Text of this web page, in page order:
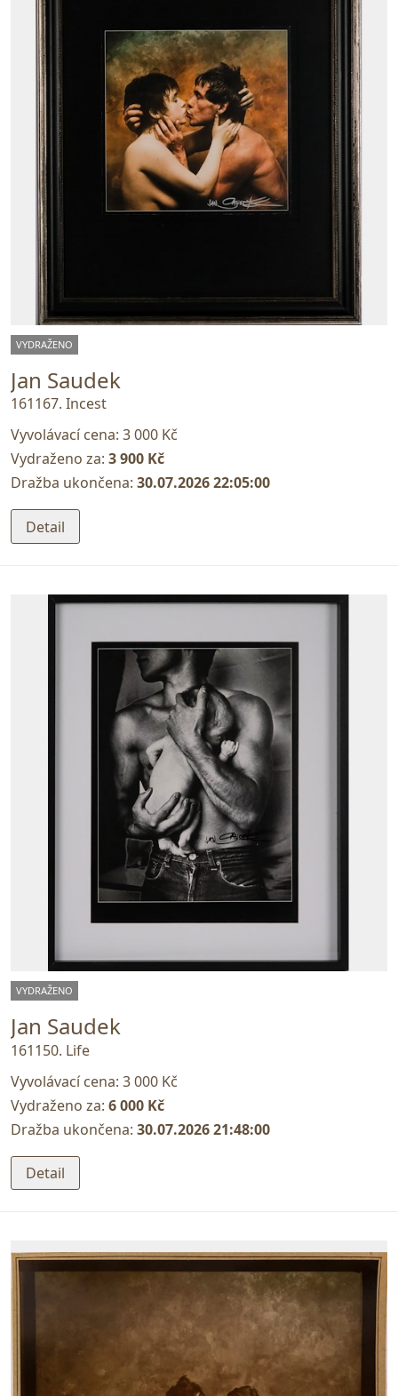
VYDRAŽENO
Jan Saudek
161167. Incest
Vyvolávací cena: 3 000 Kč
Vydraženo za: 3 900 Kč
Dražba ukončena: 30.07.2026 22:05:00
Detail
VYDRAŽENO
Jan Saudek
161150. Life
Vyvolávací cena: 3 000 Kč
Vydraženo za: 6 000 Kč
Dražba ukončena: 30.07.2026 21:48:00
Detail